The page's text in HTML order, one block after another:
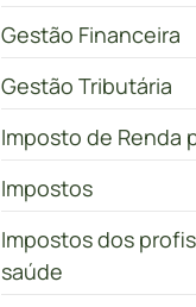
Gestão Financeira
Gestão Tributária
Imposto de Renda
Impostos
Impostos dos
saúde